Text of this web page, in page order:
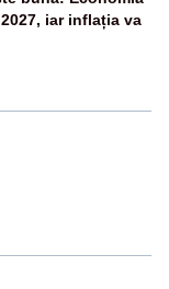
iar inflația va